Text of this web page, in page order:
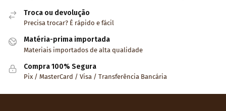
Troca ou devolução
Precisa trocar? É rápido e fácil
Matéria-prima importada
Materiais importados de alta qualidade
Compra 100% Segura
Pix / MasterCard / Visa / Transferência Bancária